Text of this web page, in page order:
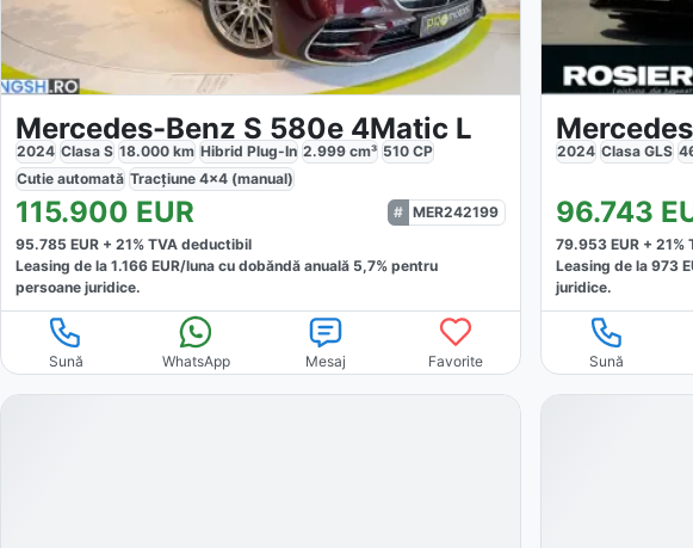
Mercedes-Benz S 580e 4Matic L
2024 Clasa S 18.000 km Hibrid Plug-In 2.999 cm³ 510 CP
Cutie automată Tracțiune 4x4 (manual)
115.900 EUR
MER242199
95.785 EUR + 21% TVA deductibil
Leasing de la 1.166 EUR/luna cu dobăndă anuală 5,7% pentru
persoane juridice.
Sună WhatsApp Mesaj Favorite
2024 Clasa GLS
96.743
79.953 EUR +21%
Leasing de la973
juridice.
Sună